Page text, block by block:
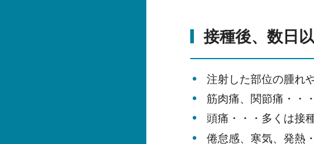
接種後、数日
注射した部位の腫れ
筋肉痛、関節痛・・
頭痛・・・多くは接
倦怠感、寒気、発熱